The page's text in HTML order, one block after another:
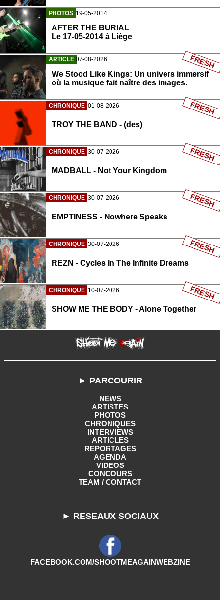
PHOTOS 19-05-2014
AFTER THE BURIAL
Le 17-05-2014 à Liège
ARTICLE 07-08-2026
We Stood Like Kings: Un univers immersif
où la musique fait naître des images.
FRESH
CHRONIQUE 01-08-2026
TROY THE BAND - (des)
FRESH
CHRONIQUE 30-07-2026
MADBALL - Not Your Kingdom
FRESH
CHRONIQUE 30-07-2026
EMPTINESS - Nowhere Speaks
FRESH
CHRONIQUE 30-07-2026
REZN - Cycles In The Infinite Dreams
FRESH
CHRONIQUE 10-07-2026
SHOW ME THE BODY - Alone Together
FRESH
► PARCOURIR
NEWS
ARTISTES
PHOTOS
CHRONIQUES
INTERVIEWS
ARTICLES
REPORTAGES
AGENDA
VIDEOS
CONCOURS
TEAM / CONTACT
► RESEAUX SOCIAUX
FACEBOOK.COM/SHOOTMEAGAINWEBZINE